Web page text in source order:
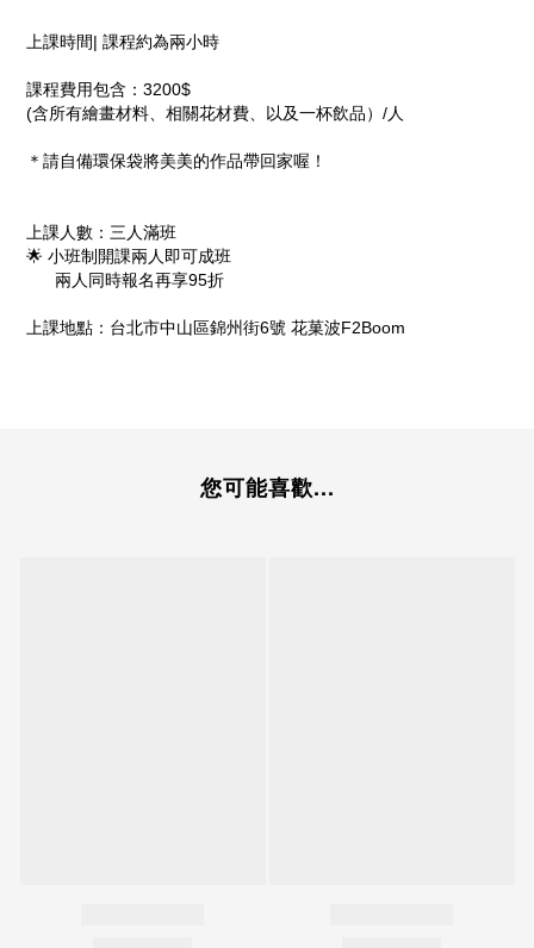
上課時間| 課程約為兩小時
課程費用包含：3200$
(含所有繪畫材料、相關花材費、以及一杯飲品）/人
＊請自備環保袋將美美的作品帶回家喔！
上課人數：三人滿班
🌟 小班制開課兩人即可成班
兩人同時報名再享95折
上課地點：台北市中山區錦州街6號 花菓波F2Boom
您可能喜歡...